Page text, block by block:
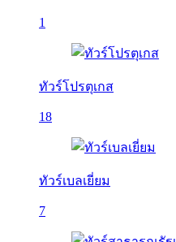
1
ทัวร์โปรตุเกส
18
ทัวร์เบลเยี่ยม
7